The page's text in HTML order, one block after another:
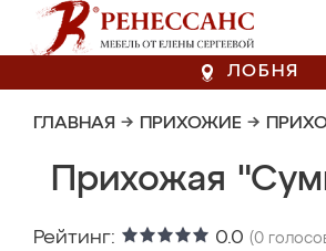
ЛОБНЯ
ГЛАВНАЯ → ПРИХОЖИЕ →
Прихожая
Рейтинг: 0.0 (0